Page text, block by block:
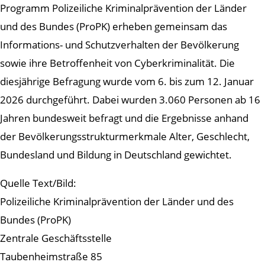
Programm Polizeiliche Kriminalprävention der Länder
und des Bundes (ProPK) erheben gemeinsam das
Informations- und Schutzverhalten der Bevölkerung
sowie ihre Betroffenheit von Cyberkriminalität. Die
diesjährige Befragung wurde vom 6. bis zum 12. Januar
2026 durchgeführt. Dabei wurden 3.060 Personen ab 16
Jahren bundesweit befragt und die Ergebnisse anhand
der Bevölkerungsstrukturmerkmale Alter, Geschlecht,
Bundesland und Bildung in Deutschland gewichtet.
Quelle Text/Bild:
Polizeiliche Kriminalprävention der Länder und des
Bundes (ProPK)
Zentrale Geschäftsstelle
Taubenheimstraße 85